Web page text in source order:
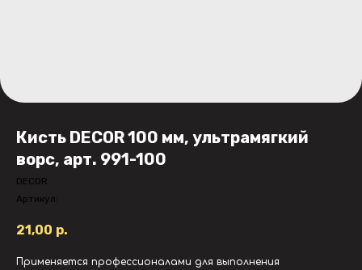
Кисть DECOR 100 мм, ультрамягкий
ворс, арт. 991-100
DECOR
Артикул:
21,00 р.
Применяется профессионалами для выполнения